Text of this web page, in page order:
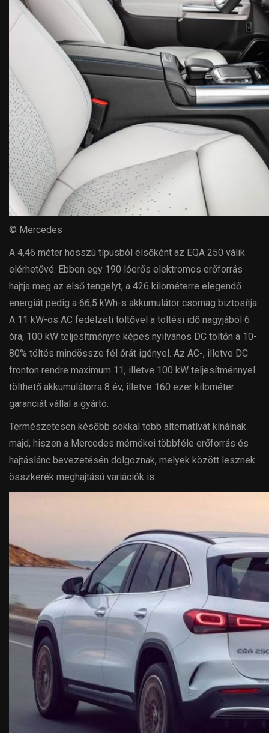
© Mercedes
A 4,46 méter hosszú típusból elsőként az EQA 250 válik
elérhetővé. Ebben egy 190 lóerős elektromos erőforrás
hajtja meg az első tengelyt, a 426 kilométerre elegendő
energiát pedig a 66,5 kWh-s akkumulátor csomag biztosítja.
A 11 kW-os AC fedélzeti töltővel a töltési idő nagyjából 6
óra, 100 kW teljesítményre képes nyilvános DC töltőn a 10-
80% töltés mindössze fél órát igényel. Az AC-, illetve DC
fronton rendre maximum 11, illetve 100 kW teljesítménnyel
tölthető akkumulátorra 8 év, illetve 160 ezer kilométer
garanciát vállal a gyártó.
Természetesen később sokkal több alternatívát kínálnak
majd, hiszen a Mercedes mérnökei többféle erőforrás és
hajtáslánc bevezetésén dolgoznak, melyek között lesznek
összkerék meghajtású variációk is.